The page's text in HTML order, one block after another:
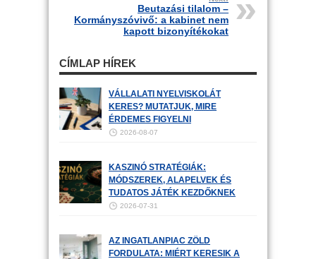
Beutazási tilalom –
Kormányszóvivő: a kabinet nem
kapott bizonyítékokat
CÍMLAP HÍREK
VÁLLALATI NYELVISKOLÁT
KERES? MUTATJUK, MIRE
ÉRDEMES FIGYELNI
2026-08-07
KASZINÓ STRATÉGIÁK:
MÓDSZEREK, ALAPELVEK ÉS
TUDATOS JÁTÉK KEZDŐKNEK
2026-07-31
AZ INGATLANPIAC ZÖLD
FORDULATA: MIÉRT KERESIK A